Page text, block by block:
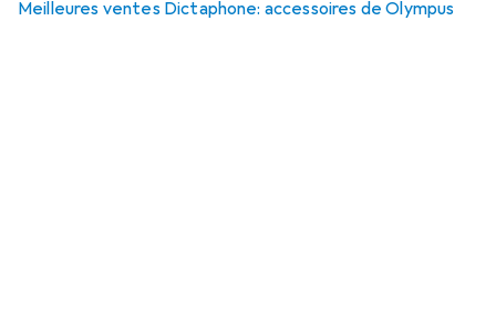
Meilleures ventes Dictaphone: accessoires de Olympus